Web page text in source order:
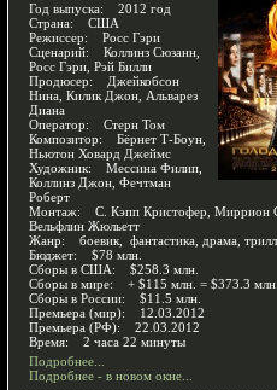
Год выпуска: 2012 год
Страна: США
Режиссер: Росс Гэри
Сценарий: Коллинз Сюзанн,
Росс Гэри, Рэй Билли
Продюсер: Джейкобсон
Нина, Килик Джон, Альварез
Диана
Оператор: Стерн Том
Композитор: Бёрнет Т-Боун,
Ньютон Ховард Джеймс
Художник: Мессина Филип,
Коллинз Джон, Фечтман
Роберт
Монтаж: С. Кэпп Кристофер, Миррион
Вельфлин Жюльетт
Жанр: боевик, фантастика, драма,
Бюджет: $78 млн.
Сборы в США: $258.3 млн.
Сборы в мире: + $115 млн. = $373.3 млн.
Сборы в России: $11.5 млн.
Премьера (мир): 12.03.2012
Премьера (РФ): 22.03.2012
Время: 2 часа 22 минуты
Подробнее...
Подробнее - в новом окне...